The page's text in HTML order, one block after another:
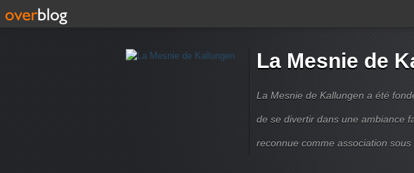
La Mesnie de
La Mesnie de Kallungen a été
de se divertir dans une ambiance
reconnue comme association sous